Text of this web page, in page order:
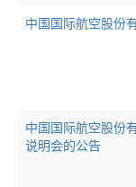
中国国际航空股份
中国国际航空股份
说明会的公告